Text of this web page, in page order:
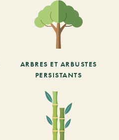
ARBRES ET ARBUSTES
PERSISTANTS